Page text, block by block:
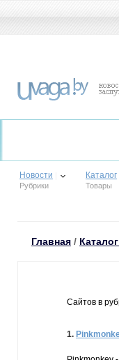
Новости
Рубрики
Каталог
Товары
Главная /
Сайтов в
1.